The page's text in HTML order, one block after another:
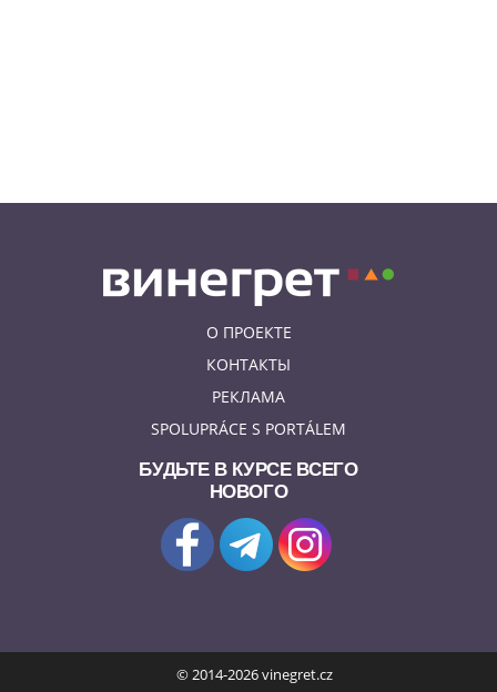
О ПРОЕКТЕ
КОНТАКТЫ
РЕКЛАМА
SPOLUPRÁCE S PORTÁLEM
БУДЬТЕ В КУРСЕ ВСЕГО
НОВОГО
© 2014-2026 vinegret.cz